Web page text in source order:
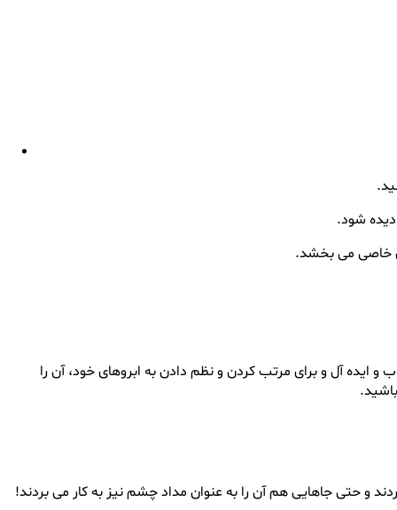
شود.
ی خاصی می بخشد.
و ایده آل و برای مرتب کردن و نظم دادن به ابروهای خود، آن را
و حتی جاهایی هم آن را به عنوان مداد چشم نیز به کار می بردند!